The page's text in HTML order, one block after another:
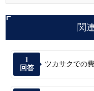
関
1
回答
ツカサクでの